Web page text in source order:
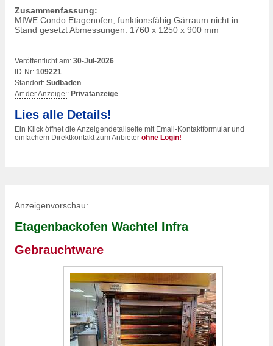
Zusammenfassung:
MIWE Condo Etagenofen, funktionsfähig Gärraum nicht in
Stand gesetzt Abmessungen: 1760 x 1250 x 900 mm
Veröffentlicht am: 30-Jul-2026
ID-Nr: 109221
Standort: Südbaden
Art der Anzeige:: Privatanzeige
Lies alle Details!
Ein Klick öffnet die Anzeigendetailseite mit Email-Kontaktformular und
einfachem Direktkontakt zum Anbieter ohne Login!
Anzeigenvorschau:
Etagenbackofen Wachtel Infra
Gebrauchtware